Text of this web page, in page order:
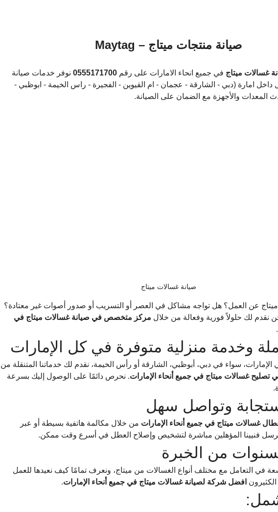
صيانة منتجات ميتاج – Maytag
غسالات ميتاج في جميع انحاء الامارات على رقم 0555171700 نوفر خدمات صيانة
داخل امارة (دبي - الشارقة - عجمان - ام القيوين - الفجيرة - راس الخيمة - ابوظبي -
المعدات والأجهزة مع الضمان على الصيانة.
صيانة غسالات ميتاج
عن العمل؟ هل تواجه مشاكل في العصر أو التسريب أو صدور أصوات غير معتادة؟
نقدم لك حلولاً فورية وفعالة من خلال مركز متخصص في صيانة غسالات ميتاج في
.
وخدمة منزلية متوفرة في كل الإمارات
سواء في دبي، أبوظبي، الشارقة أو رأس الخيمة، نقدم لك خدماتنا المتنقلة من
تصليح غسالات ميتاج في جميع أنحاء الإمارات. نحرص دائمًا على الوصول إليك بسرعة
وتواصل سهل
غسالات ميتاج في جميع أنحاء الإمارات من خلال مكالمة هاتفية بسيطة أو عبر
نُرسل فنيينا المؤهلين مباشرة لتشخيص وإصلاح العطل في أسرع وقت ممكن.
من الخبرة
في التعامل مع مختلف أنواع الغسالات من ميتاج، ونعرف تمامًا كيف نعيدها للعمل
الكثيرون افضل شركة لصيانة غسالات ميتاج في جميع أنحاء الإمارات.